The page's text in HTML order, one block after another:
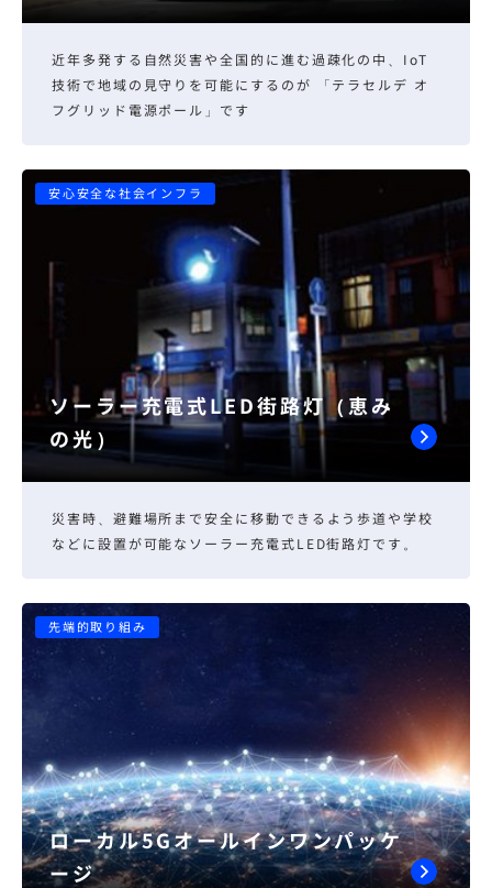
近年多発する自然災害や全国的に進む過疎化の中、IoT
技術で地域の見守りを可能にするのが 「テラセルデ オ
フグリッド電源ポール」です
安心安全な社会インフラ
ソーラー充電式LED街路灯（恵み
の光）
災害時、避難場所まで安全に移動できるよう歩道や学校
などに設置が可能なソーラー充電式LED街路灯です。
先端的取り組み
ローカル5Gオールインワンパッケ
ージ